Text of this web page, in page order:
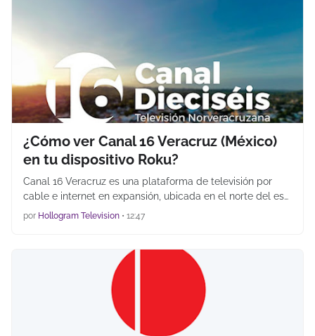
¿Cómo ver Canal 16 Veracruz (México)
en tu dispositivo Roku?
Canal 16 Veracruz es una plataforma de televisión por
cable e internet en expansión, ubicada en el norte del es…
por Hollogram Television • 12:47